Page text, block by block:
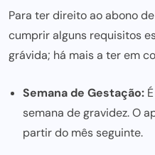
Para ter direito ao abono
cumprir alguns requisitos
grávida; há mais a terem
Semana de Gestação:
semana de gravidez. O
partir do mês seguinte.